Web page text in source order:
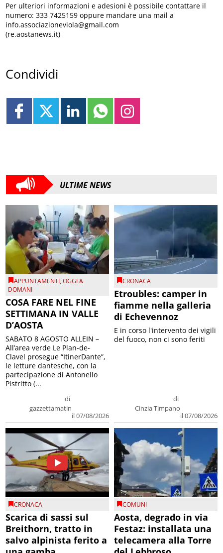
Per ulteriori informazioni e adesioni è possibile contattare il
numero: 333 7425159 oppure mandare una mail a
info.associazioneviola@gmail.com
(re.aostanews.it)
Condividi
ULTIME NEWS
APPUNTAMENTI,OGGI &
DOMANI
COSA FARE NEL FINE
SETTIMANA IN VALLE
D’AOSTA
di
gazzettamatin
il 07/08/2026
SABATO 8 AGOSTO ALLEIN –
All’area verde Le Plan-de-
Clavel prosegue “ItinerDante”,
le letture dantesche, con la
partecipazione di Antonello
Pistritto (...
CRONACA
Etroubles: camper in
fiamme nella galleria
di Echevennoz
di
Cinzia Timpano
il 07/08/2026
E in corso l'intervento dei vigili
del fuoco, non ci sono feriti
CRONACA
Scarica di sassi sul
Breithorn, tratto in
salvo alpinista ferito a
COMUNI
Aosta, degrado in via
Festaz: installata una
telecamera alla Torre